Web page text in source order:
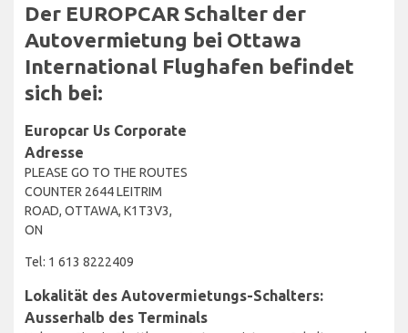
Der EUROPCAR Schalter der
Autovermietung bei Ottawa
International Flughafen befindet
sich bei:
Europcar Us Corporate
Adresse
PLEASE GO TO THE ROUTES
COUNTER 2644 LEITRIM
ROAD, OTTAWA, K1T3V3,
ON
Tel: 1 613 8222409
Lokalität des Autovermietungs-Schalters:
Ausserhalb des Terminals